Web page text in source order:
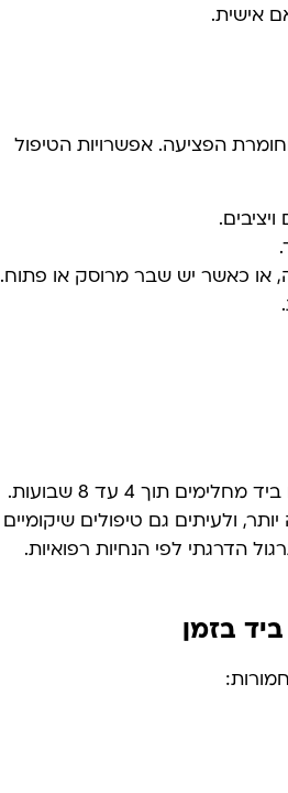
אישית.
הפציעה. אפשרויות הטיפול
כאשר יש שבר מרוסק או פתוח.
תקופת ההחלמה משתנה בין אדם לאדם. בממוצע, שברים ביד מחלימים תוך 4 עד 8 שבועות.
ולעיתים גם טיפולים שיקומיים
הדרגתי לפי הנחיות רפואיות.
בזמן